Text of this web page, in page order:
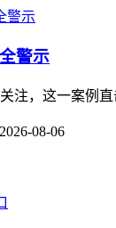
警示
注，这一案例
2026-08-06